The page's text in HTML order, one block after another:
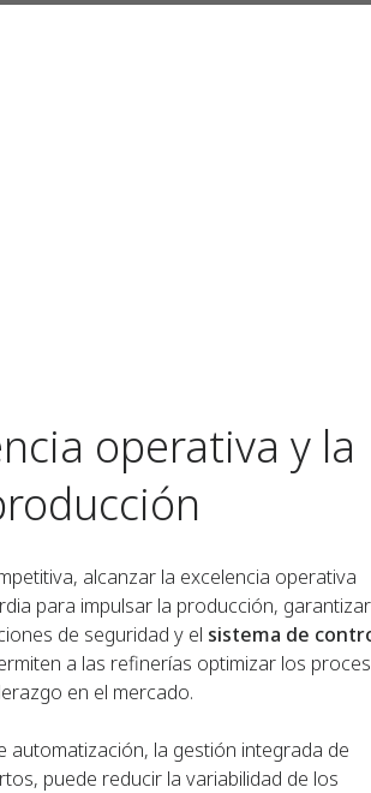
operativa y la
alcanzar la excelencia operativa
para impulsar la producción,
de seguridad y el sistema de
a las refinerías optimizar los
en el mercado.
la gestión integrada de
puede reducir la variabilidad de los